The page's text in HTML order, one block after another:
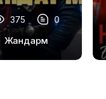
375 0
Жандарм